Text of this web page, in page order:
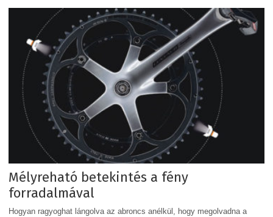
Mélyreható betekintés a fény
forradalmával
Hogyan ragyoghat lángolva az abroncs anélkül, hogy megolvadna a